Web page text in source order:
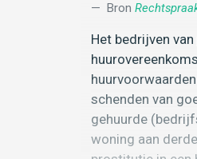
Bron
Het bedrijven
schenden van
gehuurde
woning aan